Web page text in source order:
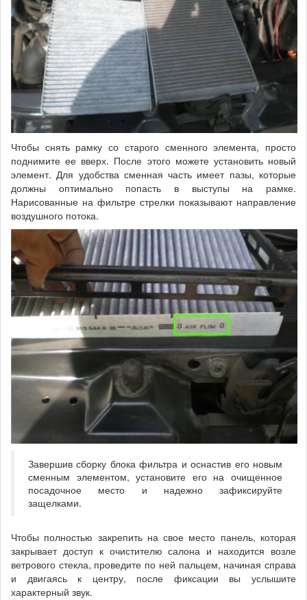
Чтобы снять рамку со старого сменного элемента, просто
поднимите ее вверх. После этого можете установить новый
элемент. Для удобства сменная часть имеет пазы, которые
должны оптимально попасть в выступы на рамке.
Нарисованные на фильтре стрелки показывают направление
воздушного потока.
Завершив сборку блока фильтра и оснастив его новым
сменным элементом, установите его на очищенное
посадочное место и надежно зафиксируйте
защелками.
Чтобы полностью закрепить на свое место панель, которая
закрывает доступ к очистителю салона и находится возле
ветрового стекла, проведите по ней пальцем, начиная справа
и двигаясь к центру, после фиксации вы услышите
характерный звук.